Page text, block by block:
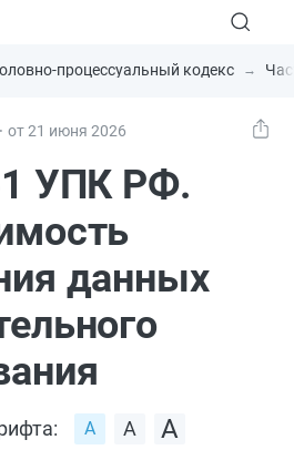
процессуальный кодекс
от 21 июня 2026
УПК РФ.
данных